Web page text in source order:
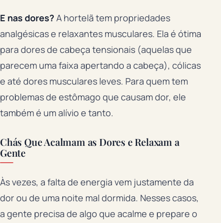
E nas dores? A hortelã tem propriedades
analgésicas e relaxantes musculares. Ela é ótima
para dores de cabeça tensionais (aquelas que
parecem uma faixa apertando a cabeça), cólicas
e até dores musculares leves. Para quem tem
problemas de estômago que causam dor, ele
também é um alívio e tanto.
Chás Que Acalmam as Dores e Relaxam a
Gente
Às vezes, a falta de energia vem justamente da
dor ou de uma noite mal dormida. Nesses casos,
a gente precisa de algo que acalme e prepare o